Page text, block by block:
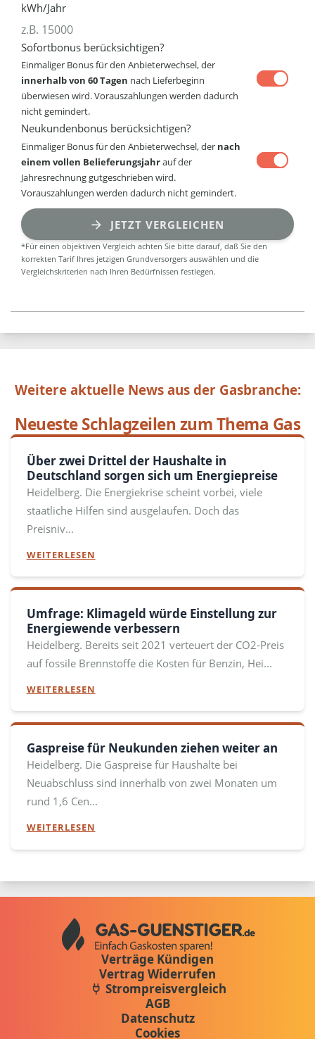
kWh/Jahr
Sofortbonus berücksichtigen?
Einmaliger Bonus für den Anbieterwechsel, der
innerhalb von 60 Tagen nach Lieferbeginn
überwiesen wird. Vorauszahlungen werden dadurch
nicht gemindert.
Neukundenbonus berücksichtigen?
Einmaliger Bonus für den Anbieterwechsel, der nach
einem vollen Belieferungsjahrauf der
Jahresrechnung gutgeschrieben wird.
Vorauszahlungen werden dadurch nicht gemindert.
JETZT VERGLEICHEN
*Für einen objektiven Vergleich achten Sie bitte darauf, daß Sie den
korrekten Tarif Ihres jetzigen Grundversorgers auswählen und die
Vergleichskriterien nach Ihren Bedürfnissen festlegen.
Weitere aktuelle News aus der Gasbranche:
Neueste Schlagzeilen zum Thema Gas
Über zwei Drittel der Haushalte in
Deutschland sorgen sich um Energiepreise
Heidelberg. Die Energiekrise scheint vorbei, viele
staatliche Hilfen sind ausgelaufen. Doch das
Preisniv...
WEITERLESEN
Umfrage: Klimageld würde Einstellung zur
Energiewende verbessern
Heidelberg. Bereits seit 2021 verteuert der CO2-Preis
auf fossile Brennstoffe die Kosten für Benzin, Hei...
WEITERLESEN
Gaspreise für Neukunden ziehen weiter an
Heidelberg. Die Gaspreise für Haushalte bei
Neuabschluss sind innerhalb von zwei Monaten um
rund 1,6 Cen...
WEITERLESEN
Verträge Kündigen
Vertrag Widerrufen
Strompreisvergleich
AGB
Datenschutz
Cookies